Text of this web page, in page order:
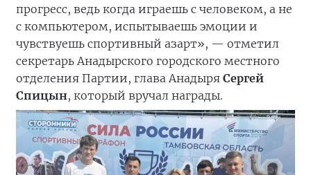
прогресс, ведь когда играешь с человеком, а не
с компьютером, испытываешь эмоции и
чувствуешь спортивный азарт», — отметил
секретарь Анадырского городского местного
отделения Партии, глава Анадыря Сергей
Спицын, который вручал награды.